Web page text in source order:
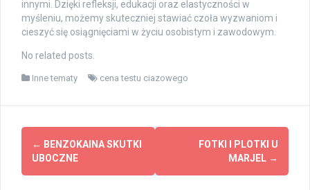
innymi. Dzięki refleksji, edukacji oraz elastyczności w
myśleniu, możemy skuteczniej stawiać czoła wyzwaniom i
cieszyć się osiągnięciami w życiu osobistym i zawodowym.
No related posts.
Inne tematy cena testu ciazowego
Post
navigation
← BENZOKAINA SKUTKI
UBOCZNE
FOTKI I PLOTKI U
MARJEL →